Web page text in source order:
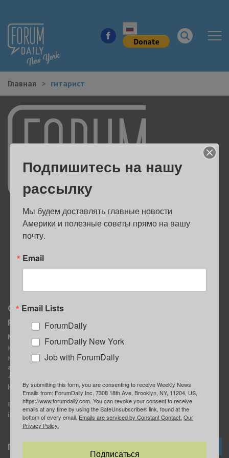
НОВОСТИ ГОРОДА
КУДА ПОЙТИ В ГОРОДЕ
ЗДОРОВЬЕ
РАБОТА И БИЗНЕС
ЖИЛЬЕ
ОБРАЗОВАНИЕ
Главная гитарист
О нас
Реклама
MediaKit
Контактное лицо:
Марина Баранчук
ad@forumdaily.com
+1 347-604-1261
Наши рекламодатели
E-mail редакции:
info@forumdaily.com
Группа “ИЩУ СОВЕТА”
ForumDaily
Подписка
Подпишитесь на нашу
рассылку
Мы будем доставлять главные новости
Америки и полезные советы прямо на вашу
почту.
Email
Email Lists
ForumDaily
ForumDaily New York
Job with ForumDaily
By submitting this form, you are consenting to receive Weekly News
Emails from: ForumDaily Inc, 7308 18th Ave, Brooklyn, NY, 11204, US,
https://www.forumdaily.com. You can revoke your consent to receive
emails at any time by using the SafeUnsubscribe® link, found at the
bottom of every email. Emails are serviced by Constant Contact. Our
Privacy Policy.
Подписаться